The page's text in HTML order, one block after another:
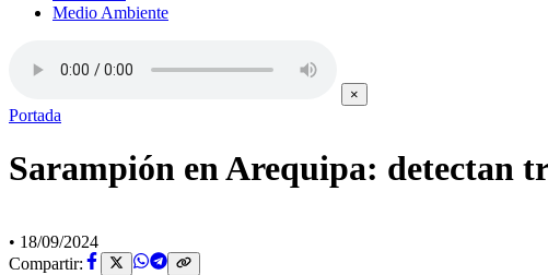
Medio Ambiente
×
Portada
Sarampión en Arequipa: detectan
• 18/09/2024
Compartir: